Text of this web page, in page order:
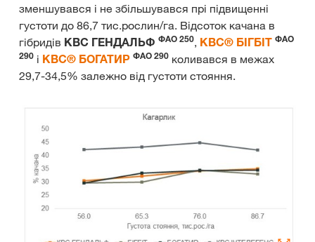
зменшувався і не збільшувався прі підвищенні
густоти до 86,7 тис.рослин/га. Відсоток качана в
гібридів КВС ГЕНДАЛЬФ ФАО 250, КВС® БІГБІТ ФАО
290 і КВС® БОГАТИР ФАО 290 коливався в межах
29,7-34,5% залежно від густоти стояння.